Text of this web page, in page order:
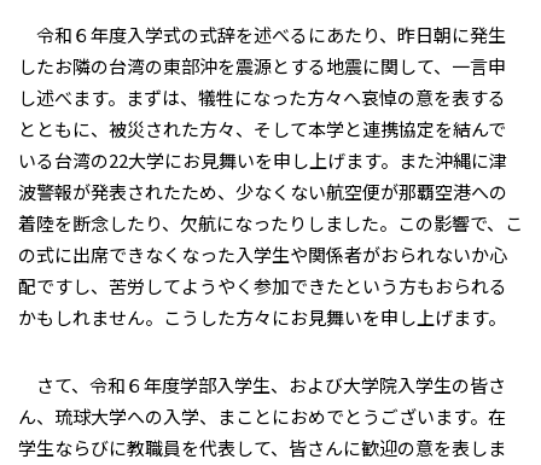
令和６年度入学式の式辞を述べるにあたり、昨日朝に発生
したお隣の台湾の東部沖を震源とする地震に関して、一言申
し述べます。まずは、犠牲になった方々へ哀悼の意を表する
とともに、被災された方々、そして本学と連携協定を結んで
いる台湾の22大学にお見舞いを申し上げます。また沖縄に津
波警報が発表されたため、少なくない航空便が那覇空港への
着陸を断念したり、欠航になったりしました。この影響で、こ
の式に出席できなくなった入学生や関係者がおられないか心
配ですし、苦労してようやく参加できたという方もおられる
かもしれません。こうした方々にお見舞いを申し上げます。
さて、令和６年度学部入学生、および大学院入学生の皆さ
ん、琉球大学への入学、まことにおめでとうございます。在
学生ならびに教職員を代表して、皆さんに歓迎の意を表しま